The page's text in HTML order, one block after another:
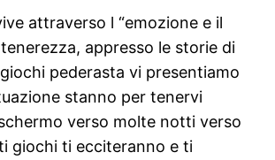
attraverso l “emozione e il
appresso le storie di
pederasta vi presentiamo
stanno per tenervi
verso molte notti verso
giochi ti ecciteranno e ti